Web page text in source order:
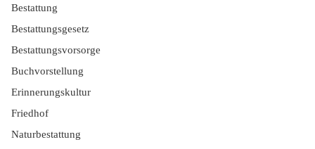
Bestattung
Bestattungsgesetz
Bestattungsvorsorge
Buchvorstellung
Erinnerungskultur
Friedhof
Naturbestattung